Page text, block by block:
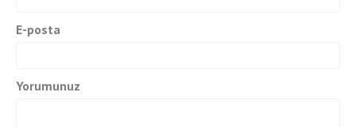
E-posta
Yorumunuz